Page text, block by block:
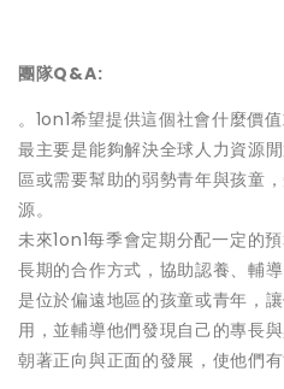
團隊Q&A:
。1on1希望提供這個社會什麼價
最主要是能夠解決全球人力資源
區或需要幫助的弱勢青年與孩童
源。
未來1on1每季會定期分配一定的
長期的合作方式，協助認養、輔
是位於偏遠地區的孩童或青年，
用，並輔導他們發現自己的專長
朝著正向與正面的發展，使他們